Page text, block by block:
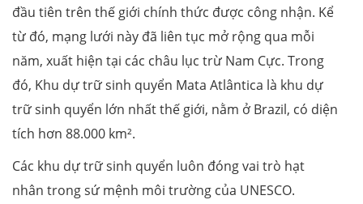
đầu tiên trên thế giới chính thức được công nhận. Kể
từ đó, mạng lưới này đã liên tục mở rộng qua mỗi
năm, xuất hiện tại các châu lục trừ Nam Cực. Trong
đó, Khu dự trữ sinh quyển Mata Atlântica là khu dự
trữ sinh quyển lớn nhất thế giới, nằm ở Brazil, có diện
tích hơn 88.000 km².
Các khu dự trữ sinh quyển luôn đóng vai trò hạt
nhân trong sứ mệnh môi trường của UNESCO.